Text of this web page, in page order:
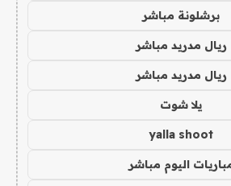
برشلونة مباشر
ريال مدريد مباشر
ريال مدريد مباشر
يلا شوت
yalla shoot
اليوم مباشر